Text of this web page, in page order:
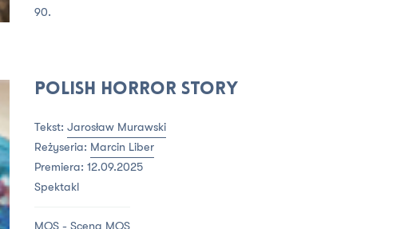
90.
Polish horror story
Tekst:Jarosław Murawski
Reżyseria: Marcin Liber
Premiera: 12.09.2025
Spektakl
MOS - Scena MOS